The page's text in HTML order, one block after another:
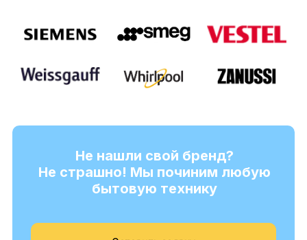
Не нашли свой бренд?
Не страшно! Мы починим любую
бытовую технику